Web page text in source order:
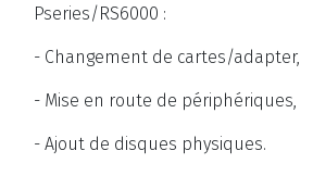
Pseries/RS6000 :
- Changement de cartes/adapter,
- Mise en route de périphériques,
- Ajout de disques physiques.